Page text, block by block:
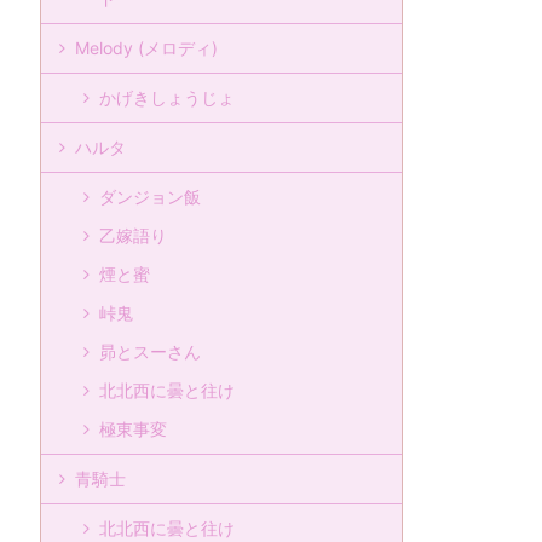
Melody (メロディ)
かげきしょうじょ
ハルタ
ダンジョン飯
乙嫁語り
煙と蜜
峠鬼
昴とスーさん
北北西に曇と往け
極東事変
青騎士
北北西に曇と往け